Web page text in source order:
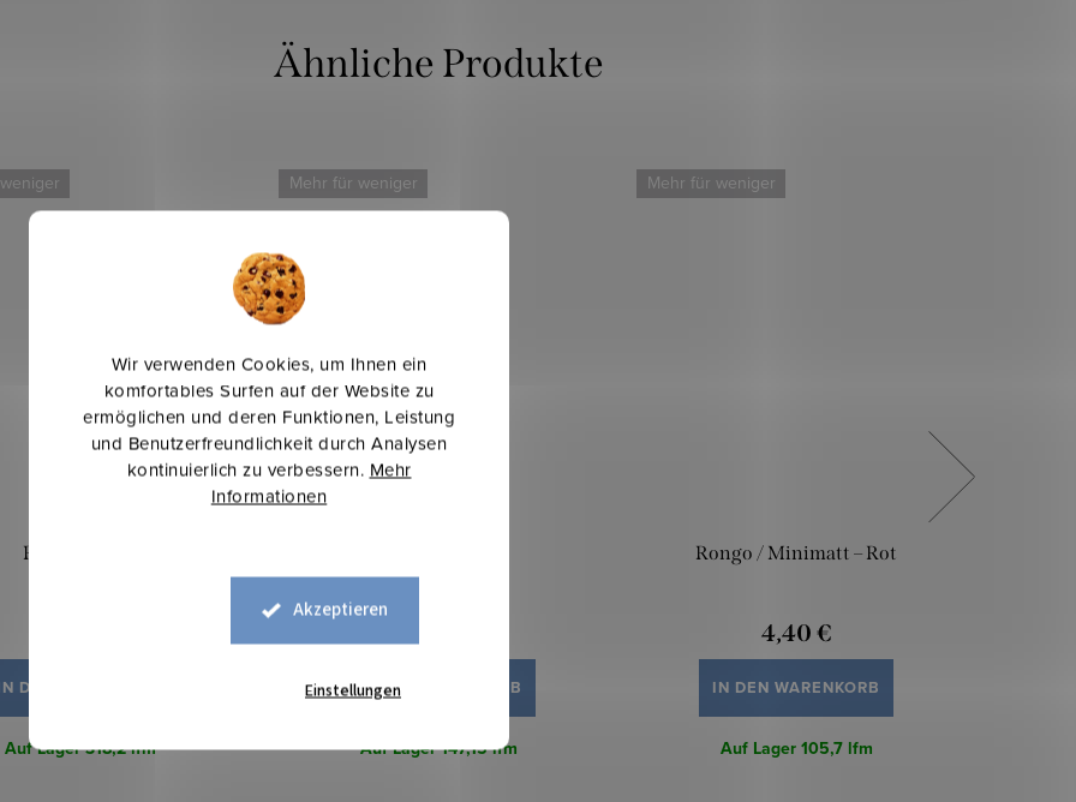
Wir verwenden Cookies, um Ihnen ein
komfortables Surfen auf der Website zu
ermöglichen und deren Funktionen, Leistung
und Benutzerfreundlichkeit durch Analysen
kontinuierlich zu verbessern. Mehr
Informationen
Akzeptieren
Einstellungen
Rongo - Weiß
DEN WARENKORB
Auf Lager318,2 lfm
Mehr für weniger
IN DEN WARENKORB
Auf Lager147,15 lfm
Mehr für weniger
Rongo / Minimatt – Rot
4,40 €
IN DEN WARENKORB
Auf Lager 105,7 lfm